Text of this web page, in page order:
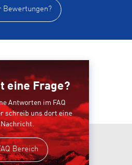
Bewertungen?
eine Frage?
Antworten im FAQ
schreib uns dort eine
Nachricht.
Bereich